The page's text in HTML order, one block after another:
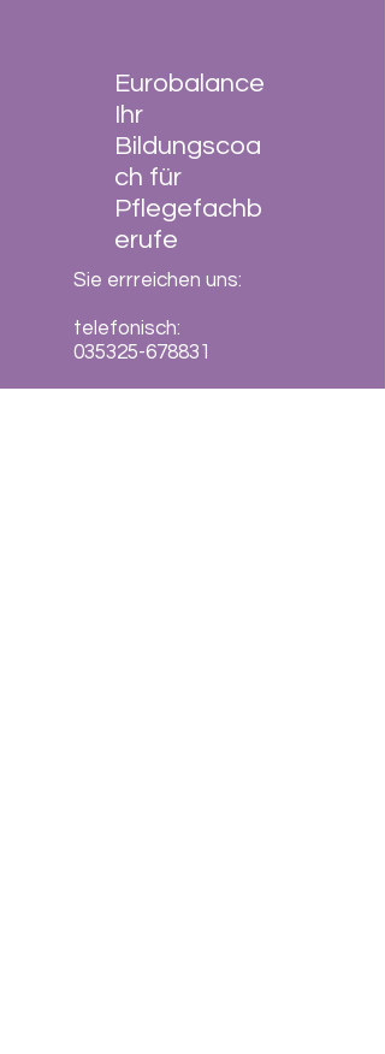
Eurobalance
Ihr
Bildungscoa
ch für
Pflegefachb
erufe
Sie errreichen uns:
telefonisch:
035325-678831